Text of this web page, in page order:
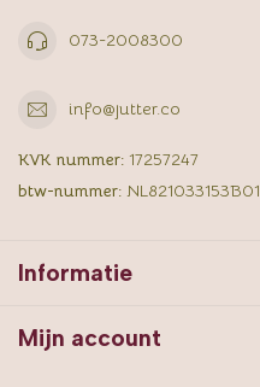
073-2008300
info@jutter.co
KVK nummer: 17257247
btw-nummer: NL821033153B01
Informatie
Mijn account